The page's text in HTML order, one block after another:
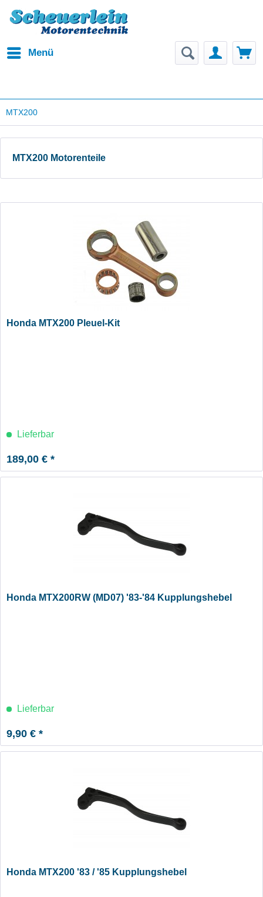
Menü
MTX200
MTX200 Motorenteile
Honda MTX200 Pleuel-Kit
Lieferbar
189,00 € *
Honda MTX200RW (MD07) '83-'84 Kupplungshebel
Lieferbar
9,90 € *
Honda MTX200 '83 / '85 Kupplungshebel